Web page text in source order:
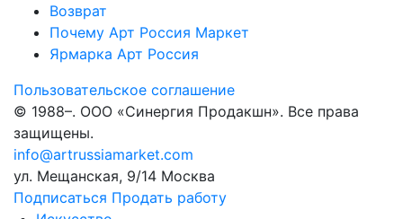
Возврат
Почему Арт Россия Маркет
Ярмарка Арт Россия
Пользовательское соглашение
© 1988–. ООО «Синергия Продакшн». Все права
защищены.
info@artrussiamarket.com
ул. Мещанская, 9/14 Москва
Подписаться Продать работу